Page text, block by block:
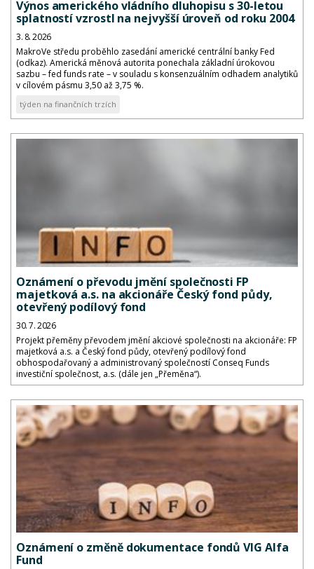
Výnos amerického vládního dluhopisu s 30-letou
splatností vzrostl na nejvyšší úroveň od roku 2004
3. 8. 2026
MakroVe středu proběhlo zasedání americké centrální banky Fed
(odkaz). Americká měnová autorita ponechala základní úrokovou
sazbu – fed funds rate – v souladu s konsenzuálním odhadem analytiků
v cílovém pásmu 3,50 až 3,75 %.
týden na finančních trzích
Oznámení o převodu jmění společnosti FP
majetková a.s. na akcionáře Český fond půdy,
otevřený podílový fond
30. 7. 2026
Projekt přeměny převodem jmění akciové společnosti na akcionáře: FP
majetková a.s. a Český fond půdy, otevřený podílový fond
obhospodařovaný a administrovaný společností Conseq Funds
investiční společnost, a.s. (dále jen „Přeměna“).
Oznámení o změně dokumentace fondů VIG Alfa
Fund